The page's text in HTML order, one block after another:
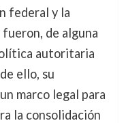
federal y la
de alguna
autoritaria
ello, su
marco legal para
la consolidación